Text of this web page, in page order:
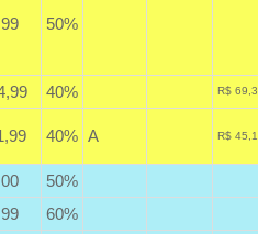
50%
40% R$
40% A R$
50%
60%